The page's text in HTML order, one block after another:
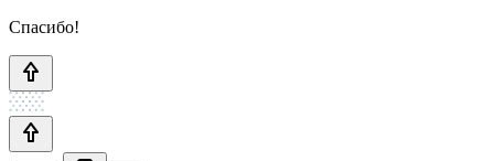
Спасибо!